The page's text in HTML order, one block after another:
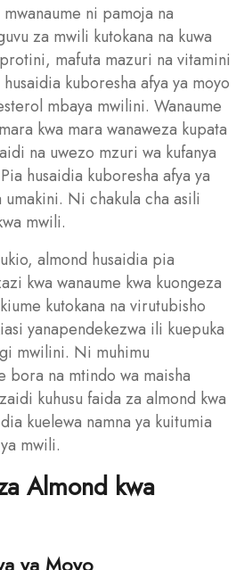
ni pamoja na
za mwili kutokana na kuwa
mafuta mazuri na vitamini
kuboresha afya ya moyo
mbaya mwilini. Wanaume
kwa mara wanaweza kupata
na uwezo mzuri wa kufanya
husaidia kuboresha afya ya
Ni chakula cha asili
mwili.
almond husaidia pia
kwa wanaume kwa kuongeza
kutokana na virutubisho
yanapendekezwa ili kuepuka
mwilini. Ni muhimu
bora na mtindo wa maisha
kuhusu faida za almond kwa
kuelewa namna ya kuitumia
mwili.
Almond kwa